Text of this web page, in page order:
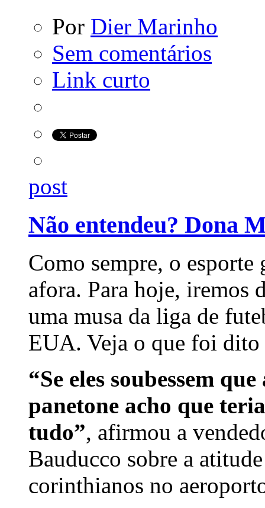
Por Dier Marinho
Sem comentários
Link curto
post
Não entendeu? Dona
Como sempre, o
afora. Para hoje, iremos
uma musa da liga de
EUA. Veja o que foi dito
“Se eles soubessem
panetone acho que
tudo”, afirmou a
Bauducco sobre a
corinthianos no